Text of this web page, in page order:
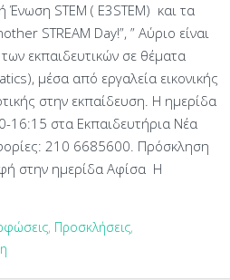
Ένωση STEM ( E3STEM) και τα
STREAM Day!”, ” Αύριο είναι
εκπαιδευτικών σε θέματα
μέσα από εργαλεία εικονικής
στην εκπαίδευση. Η ημερίδα
16:15 στα Εκπαιδευτήρια Νέα
210 6685600. Πρόσκληση
στην ημερίδα Αφίσα Η
, Προσκλήσεις,